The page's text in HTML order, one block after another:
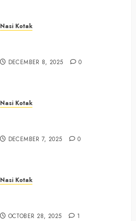
Nasi Kotak
DECEMBER 8, 2025 0
Nasi Kotak
DECEMBER 7, 2025 0
Nasi Kotak
OCTOBER 28, 2025 1